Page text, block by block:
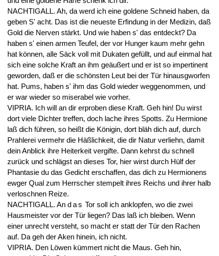
NACHTIGALL. Ah, da werd ich eine goldene Schneid haben, da
geben S' acht. Das ist die neueste Erfindung in der Medizin, daß
Gold die Nerven stärkt. Und wie haben s' das entdeckt? Da
haben s' einen armen Teufel, der vor Hunger kaum mehr gehn
hat können, alle Säck voll mit Dukaten gefüllt, und auf einmal hat
sich eine solche Kraft an ihm geäußert und er ist so impertinent
geworden, daß er die schönsten Leut bei der Tür hinausgworfen
hat. Pums, haben s' ihm das Gold wieder weggenommen, und
er war wieder so miserabel wie vorher.
VIPRIA. Ich will an dir erproben diese Kraft. Geh hin! Du wirst
dort viele Dichter treffen, doch lache ihres Spotts. Zu Hermione
laß dich führen, so heißt die Königin, dort bläh dich auf, durch
Prahlerei vermehr die Häßlichkeit, die dir Natur verliehn, damit
dein Anblick ihre Heiterkeit vergifte. Dann kehrst du schnell
zurück und schlägst an dieses Tor, hier wirst durch Hülf der
Phantasie du das Gedicht erschaffen, das dich zu Hermionens
ewger Qual zum Herrscher stempelt ihres Reichs und ihrer halb
verloschnen Reize.
NACHTIGALL. An das Tor soll ich anklopfen, wo die zwei
Hausmeister vor der Tür liegen? Das laß ich bleiben. Wenn
einer unrecht versteht, so macht er statt der Tür den Rachen
auf. Da geh der Aken hinein, ich nicht.
VIPRIA. Den Löwen kümmert nicht die Maus. Geh hin,